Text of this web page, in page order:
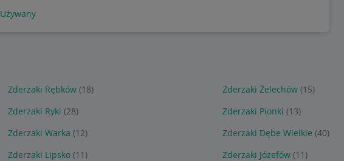
Używany
Zderzaki Rębków (18) Zderzaki Żelechów (15)
Zderzaki Ryki (28) Zderzaki Pionki (13)
Zderzaki Warka (12) Zderzaki Dębe Wielkie (40)
Zderzaki Lipsko (11) Zderzaki Józefów (11)